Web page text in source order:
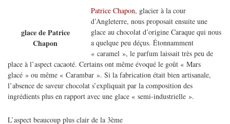
glace de Patrice
Chapon
Patrice Chapon, glacier à la cour
d’Angleterre, nous proposait ensuite une
glace au chocolat d’origine Caraque qui nous
a quelque peu déçus. Étonnamment
« caramel », le parfum laissait très peu de
place à l’aspect cacaoté. Certains ont même évoqué le goût « Mars
glacé » ou même « Carambar ». Si la fabrication était bien artisanale,
l’absence de saveur chocolat s’expliquait par la composition des
ingrédients plus en rapport avec une glace « semi-industrielle ».
L’aspect beaucoup plus clair de la 3ème